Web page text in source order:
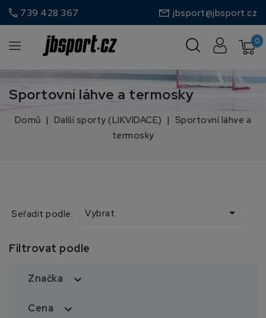
call 739 428 367 jbsport@jbsport.cz
0
Sportovní láhve a termosky
Domů Další sporty (LIKVIDACE)
Sportovní láhve a
termosky
Seřadit podle: Vybrat 
Filtrovat podle
Značka 
Cena 